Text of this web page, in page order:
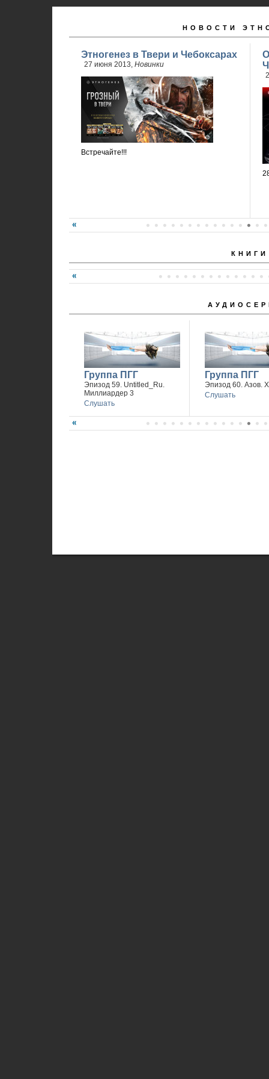
НОВОСТИ
Этногенез в Твери и Чебоксарах
27 июня 2013, Новинки
Встречайте!!!
КНИГИ
Группа ПГГ
Эпизод 59. Untitled_Ru.
Миллиардер 3
Слушать
Группа ПГГ
Эпизод 60. Азов.
Слушать